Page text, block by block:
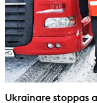
Ukrainare stoppas